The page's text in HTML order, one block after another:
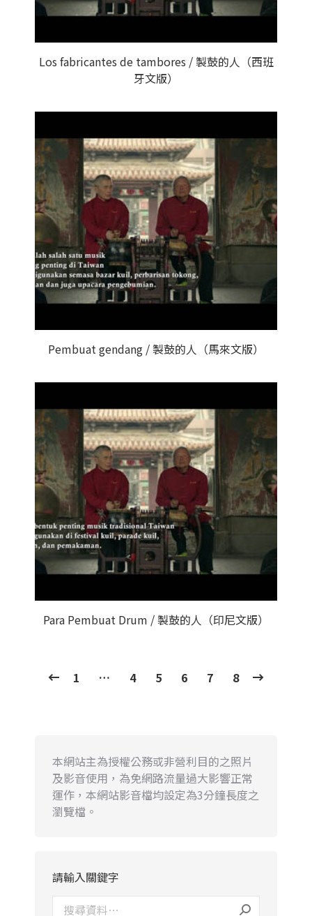
Los fabricantes de tambores / 製鼓的人（西班
牙文版）
Pembuat gendang / 製鼓的人（馬來文版）
Para Pembuat Drum / 製鼓的人（印尼文版）
1 … 4 5 6 7 8
本網站主為授權公務或非營利目的之照片
及影音使用，為免網路流量過大影響正常
運作，本網站影音檔均設定為3分鐘長度之
瀏覽檔。
請輸入關鍵字